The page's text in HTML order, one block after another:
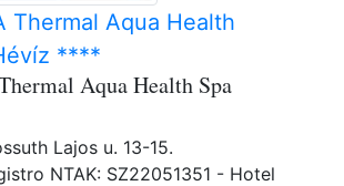
Aqua Health
****
Aqua Health Spa
Lajos u. 13-15.
NTAK: SZ22051351 - Hotel